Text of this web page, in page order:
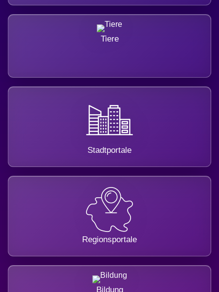
Tiere
Stadtportale
Regionsportale
Bildung